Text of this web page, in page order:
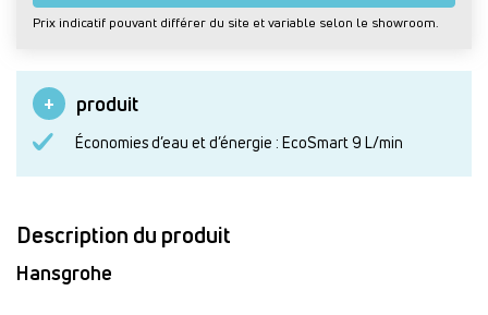
Prix indicatif pouvant différer du site et variable selon le showroom.
produit
Économies d’eau et d’énergie : EcoSmart 9 L/min
Description du produit
Hansgrohe